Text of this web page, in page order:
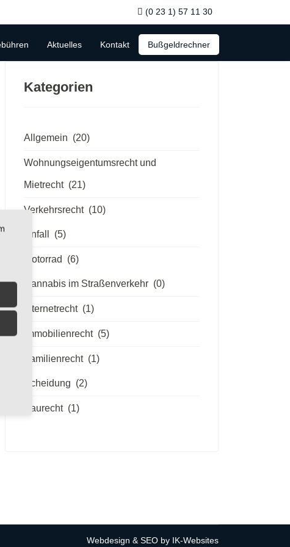
(0 23 1) 57 11 30
Aktuelles Kontakt Bußgeldrechner
Kategorien
Allgemein (20)
Wohnungseigentumsrecht und
Mietrecht (21)
Verkehrsrecht (10)
Unfall (5)
Motorrad (6)
Cannabis im Straßenverkehr (0)
Internetrecht (1)
Immobilienrecht (5)
Familienrecht (1)
Scheidung (2)
Baurecht (1)
Webdesign & SEO by IK-Websites